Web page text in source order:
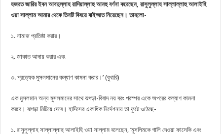
হজরত জারির ইবন আবদুল্লাহ রাদিয়াল্লাহু আনহু বর্ণনা করেছেন, রাসুলুল্লাহ সাল্লাল্লাহু আলাইহি
ওয়া সাল্লাম আমার থেকে তিনটি বিষয়ে বাইআত নিয়েছেন। তাহলো-
১. নামাজ প্রতিষ্ঠা করার।
২. জাকাত আদায় করার এবং
৩. প্রত্যেক মুসলমানের কল্যাণ কামনা করার।’ (বুখারি)
এক মুসলমান অন্য মুসলমানের সাথে ঝগড়া-বিবাদ নয় বরং পরস্পর একে অপরের কল্যাণ কামনা
করবে। ঝগড়া মিটিয়ে দেবে। হাদিসের একাধিক নির্দেশনায় তা ফুটে ওঠেছে-
১. রাসুলুল্লাহ সাল্লাল্লাহু আলাইহি ওয়া সাল্লাম বলেছেন, ‘মুসলিমকে গালি দেওয়া ফাসেকি এবং